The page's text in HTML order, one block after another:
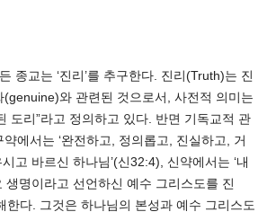
종교는 ‘진리’를 추구한다. 진리(Truth)는 진
와 관련된 것으로서, 사전적 의미는
도리”라고 정의하고 있다. 반면 기독교적 관
약에서는 ‘완전하고, 정의롭고, 진실하고, 거
고 바르신 하나님’(신32:4), 신약에서는 ‘내
생명이라고 선언하신 예수 그리스도를 진
한다. 그것은 하나님의 본성과 예수 그리스도